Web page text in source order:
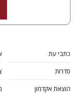
כתבי עת
סדרות
הוצאת אקדמון